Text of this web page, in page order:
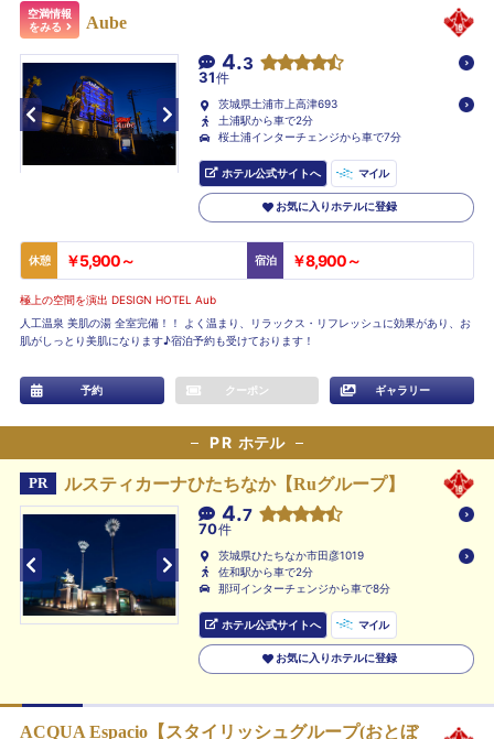
空満情報
をみる
Aube
4.3
31件
茨城県土浦市上高津693
土浦駅から車で2分
桜土浦インターチェンジから車で7分
ホテル公式サイトへ マイル
お気に入りホテルに登録
休憩 ￥5,900～ 宿泊 ￥8,900～
極上の空間を演出 DESIGN HOTEL Aub
人工温泉 美肌の湯 全室完備！！ よく温まり、リラックス・リフレッシュに効果があり、お
肌がしっとり美肌になります♪宿泊予約も受けております！
予約 クーポン ギャラリー
PR ホテル
PR ルスティカーナひたちなか【Ruグループ】
4.7
70件
茨城県ひたちなか市田彦1019
佐和駅から車で2分
那珂インターチェンジから車で8分
ホテル公式サイトへ マイル
お気に入りホテルに登録
ACQUA Espacio【スタイリッシュグループ(おとぼ